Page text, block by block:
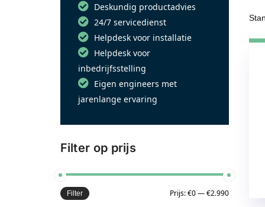
Deskundig productadvies
24/7 servicedienst
Helpdesk voor installatie
Helpdesk voor
inbedrijfsstelling
Eigen engineers met
jarenlange ervaring
Filter op prijs
Filter Prijs:€0—€2.990